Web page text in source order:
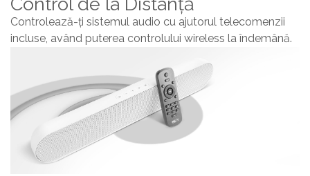
Controlează-ți sistemul audio cu ajutorul telecomenzii
incluse, având puterea controlului wireless la îndemână.